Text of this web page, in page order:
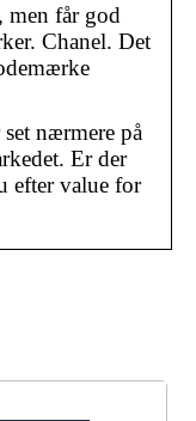
men får god
Chanel. Det
nærmere på
Er der
efter value for